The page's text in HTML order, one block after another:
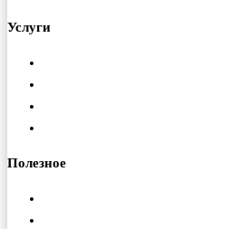
Услуги
Полезное